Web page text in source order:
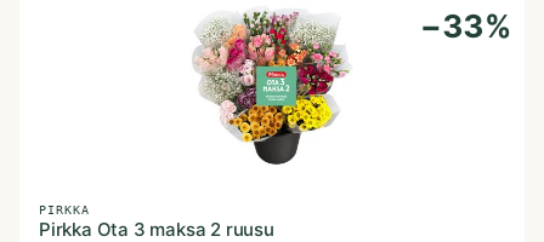
−33%
PIRKKA
Pirkka Ota 3 maksa 2 ruusu